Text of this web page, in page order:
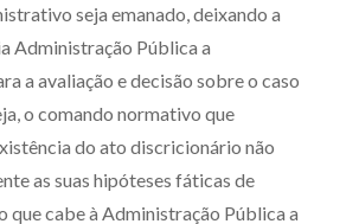
Sete de Setembro, 4698
Curitiba/PR CEP80240-000
Telefone (41) 2109-8666
(41) 98881-6616
seja emanado, deixando a
Administração Pública a
a avaliação e decisão sobre o caso
o comando normativo que
do ato discricionário não
as suas hipóteses fáticas de
que cabe à Administração Pública a